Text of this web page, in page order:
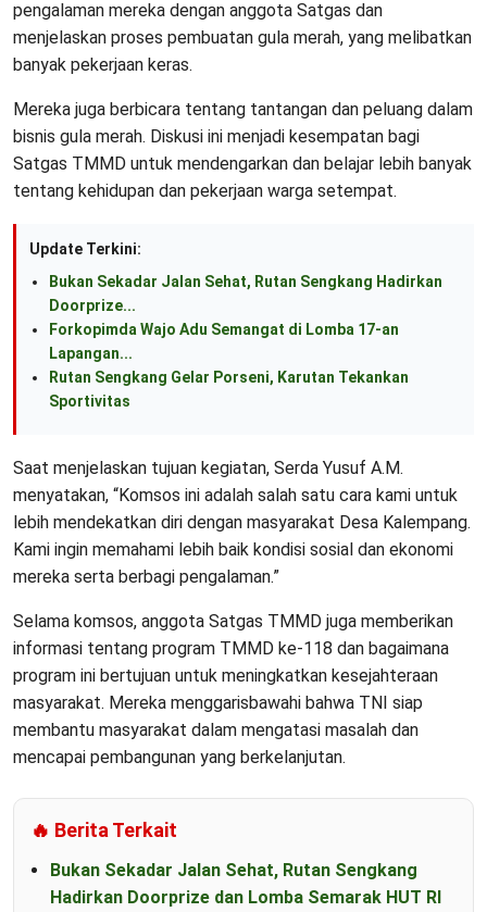
pengalaman mereka dengan anggota Satgas dan
menjelaskan proses pembuatan gula merah, yang melibatkan
banyak pekerjaan keras.
Mereka juga berbicara tentang tantangan dan peluang dalam
bisnis gula merah. Diskusi ini menjadi kesempatan bagi
Satgas TMMD untuk mendengarkan dan belajar lebih banyak
tentang kehidupan dan pekerjaan warga setempat.
Update Terkini:
Bukan Sekadar Jalan Sehat, Rutan Sengkang Hadirkan
Doorprize...
Forkopimda Wajo Adu Semangat di Lomba 17-an
Lapangan...
Rutan Sengkang Gelar Porseni, Karutan Tekankan
Sportivitas
Saat menjelaskan tujuan kegiatan, Serda Yusuf A.M.
menyatakan, “Komsos ini adalah salah satu cara kami untuk
lebih mendekatkan diri dengan masyarakat Desa Kalempang.
Kami ingin memahami lebih baik kondisi sosial dan ekonomi
mereka serta berbagi pengalaman.”
Selama komsos, anggota Satgas TMMD juga memberikan
informasi tentang program TMMD ke-118 dan bagaimana
program ini bertujuan untuk meningkatkan kesejahteraan
masyarakat. Mereka menggarisbawahi bahwa TNI siap
membantu masyarakat dalam mengatasi masalah dan
mencapai pembangunan yang berkelanjutan.
🔥 Berita Terkait
Bukan Sekadar Jalan Sehat, Rutan Sengkang
Hadirkan Doorprize dan Lomba Semarak HUT RI